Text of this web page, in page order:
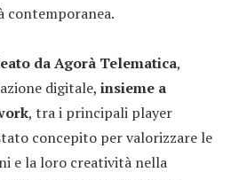
contemporanea.
da Agorà Telematica,
digitale, insieme a
, tra i principali player
concepito per valorizzare le
e la loro creatività nella